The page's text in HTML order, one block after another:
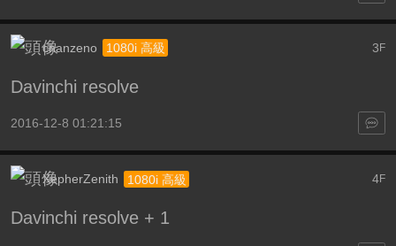
3 F
chanzeno 1080i 高級
Davinchi resolve
2016-12-8 01:21:15
4F
XepherZenith 1080i 高級
Davinchi resolve + 1